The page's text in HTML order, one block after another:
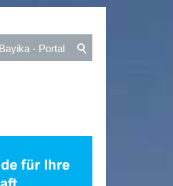
- Portal